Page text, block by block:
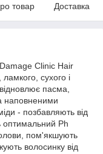
товар Доставка
Clinic Hair
сухого і
пасма,
наповненими
- позбавляють від
оптимальний Ph
пом'якшують
волосинку від